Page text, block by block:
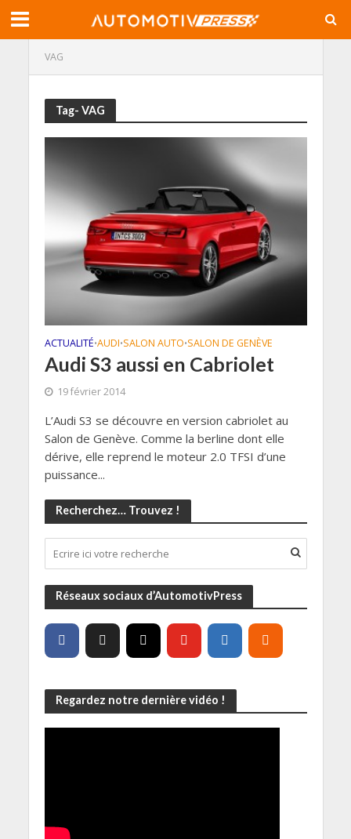
VAG
Tag- VAG
ACTUALITÉ•AUDI•SALON AUTO•SALON DE GENÈVE
Audi S3 aussi en Cabriolet
19 février 2014
L’Audi S3 se découvre en version cabriolet au
Salon de Genève. Comme la berline dont elle
dérive, elle reprend le moteur 2.0 TFSI d’une
puissance...
Recherchez… Trouvez !
Réseaux sociaux d’AutomotivPress
Regardez notre dernière vidéo !